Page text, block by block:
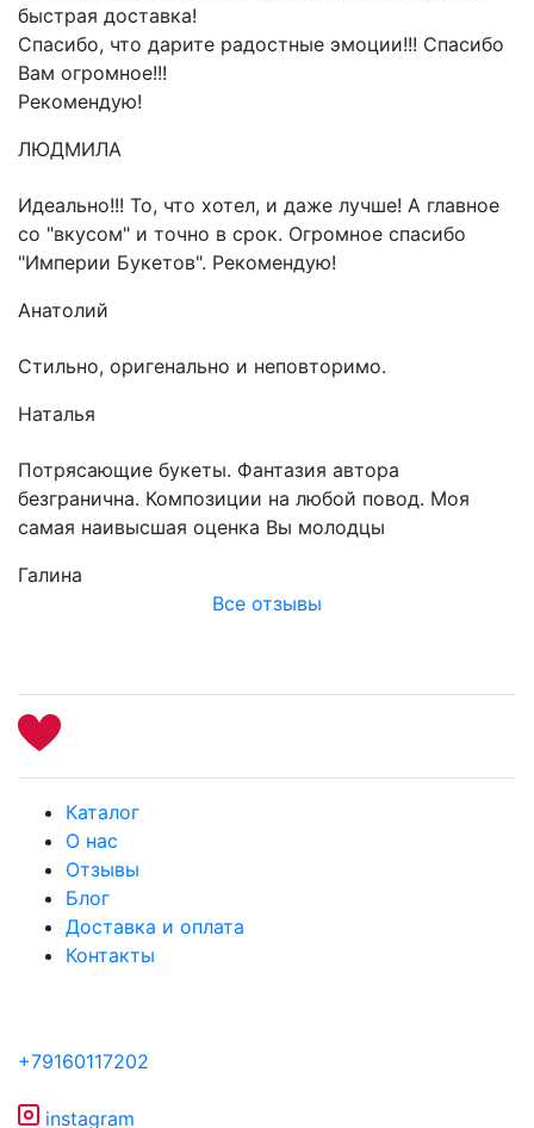
быстрая доставка!
Спасибо, что дарите радостные эмоции!!! Спасибо
Вам огромное!!!
Рекомендую!
ЛЮДМИЛА
Идеально!!! То, что хотел, и даже лучше! А главное
со "вкусом" и точно в срок. Огромное спасибо
"Империи Букетов". Рекомендую!
Анатолий
Стильно, оригенально и неповторимо.
Наталья
Потрясающие букеты. Фантазия автора
безгранична. Композиции на любой повод. Моя
самая наивысшая оценка Вы молодцы
Галина
Все отзывы
Каталог
О нас
Отзывы
Блог
Доставка и оплата
Контакты
+79160117202
instagram